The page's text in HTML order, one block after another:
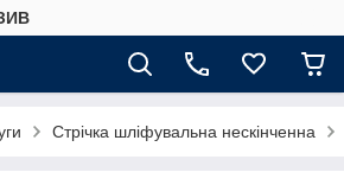
Стрічка шліфувальна нескінченна